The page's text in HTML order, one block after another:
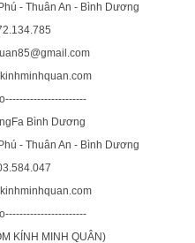
- Thuân An - Bình Dương
Bình Dương
- Thuân An - Bình Dương
KÍNH MINH QUÂN)